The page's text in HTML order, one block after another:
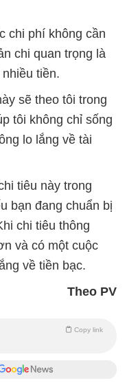
chi phí không cần
chi quan trọng là
tiền.
sẽ theo tôi trong
tôi không chỉ sống
lo lắng về tài
tiêu này trong
bạn đang chuẩn bị
chi tiêu thông
và có một cuộc
về tiền bạc.
Theo PV
Copy link